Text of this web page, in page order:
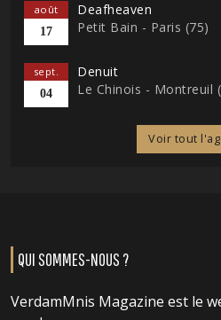
août
17
Deafheaven
Petit Bain - Paris (75)
sept.
04
Denuit
Le Chinois - Montreuil
Voir tout
QUI SOMMES-NOUS ?
VerdamMnis Magazine est le